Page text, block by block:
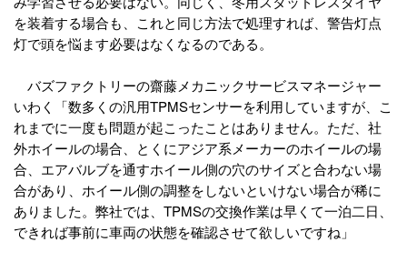
を装着する場合も、これと同じ方法で処理すれば、警告灯点
灯で頭を悩ます必要はなくなるのである。
バズファクトリーの齋藤メカニックサービスマネージャー
いわく「数多くの汎用TPMSセンサーを利用していますが、こ
れまでに一度も問題が起こったことはありません。ただ、社
外ホイールの場合、とくにアジア系メーカーのホイールの場
合、エアバルブを通すホイール側の穴のサイズと合わない場
合があり、ホイール側の調整をしないといけない場合が稀に
ありました。弊社では、TPMSの交換作業は早くて一泊二日、
できれば事前に車両の状態を確認させて欲しいですね」